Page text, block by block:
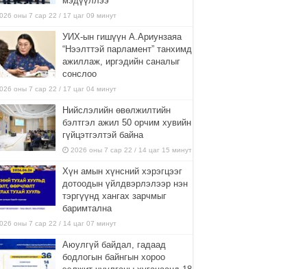
оны 7 сар 22 / 17 цаг 09 минут
УИХ-ын гишүүн А.Ариунзаяа
“Нээлттэй парламент” танхимд
ажиллаж, иргэдийн саналыг
сонслоо
оны 7 сар 22 / 17 цаг 04 минут
Нийслэлийн өвөлжилтийн
бэлтгэл ажил 50 орчим хувийн
гүйцэтгэлтэй байна
2026 оны 7 сар 22 / 14 цаг 15 минут
Хүн амын хүнсний хэрэгцээг
дотоодын үйлдвэрлэлээр нэн
тэргүүнд хангах зарчмыг
баримтална
оны 7 сар 22 / 14 цаг 07 минут
Аюулгүй байдал, гадаад
бодлогын байнгын хороо